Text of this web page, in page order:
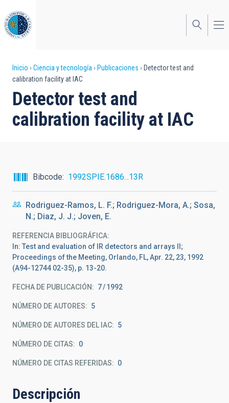
al
contenido
principal
Sobrescribir
enlaces
de
ayuda
navegación
Inicio Ciencia y tecnología Publicaciones
Detector test and
calibration facility at IAC
Detector test and
calibration facility at IAC
Bibcode 1992SPIE.1686...13R
Rodriguez-Ramos, L. F.; Rodriguez-Mora, A.; Sosa,
N.; Diaz, J. J.; Joven, E.
REFERENCIA BIBLIOGRÁFICA
In: Test and evaluation of IR detectors and arrays II;
Proceedings of the Meeting, Orlando, FL, Apr. 22, 23, 1992
(A94-12744 02-35), p. 13-20.
FECHA DE PUBLICACIÓN: 7 1992
NÚMERO DE AUTORES 5
NÚMERO DE AUTORES DEL IAC 5
NÚMERO DE CITAS 0
NÚMERO DE CITAS REFERIDAS 0
Descripción